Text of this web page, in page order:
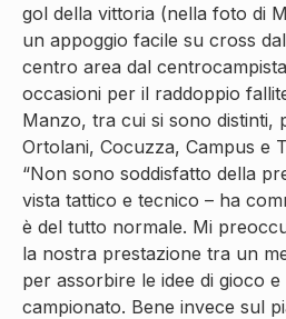
gol della vittoria (nella foto di
un appoggio facile su cross
centro area dal
occasioni per il raddoppio
Manzo, tra cui si sono distinti,
Ortolani, Cocuzza, Campus e
“Non sono soddisfatto della
vista tattico e tecnico – ha
è del tutto normale. Mi
la nostra prestazione tra un
per assorbire le idee di gioco
campionato. Bene invece sul